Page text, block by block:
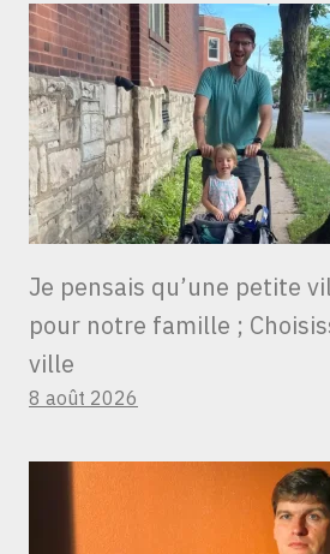
Je pensais qu’une petite
pour notre famille ;
ville
8 août 2026